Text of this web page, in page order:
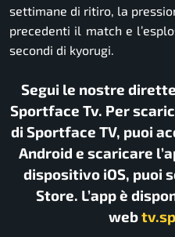
settimane di ritiro, la
precedenti il match e
secondi di kyorugi.
Segui le nostre
Sportface Tv. Per
di Sportface TV, puoi
Android e scaricare
dispositivo iOS, puoi
Store. L’app è
web